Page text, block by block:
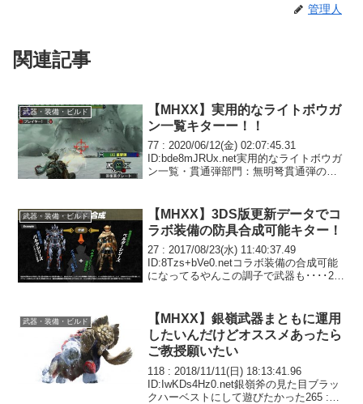
管理人
関連記事
武器・装備・ビルド
【MHXX】実用的なライトボウガ
ン一覧キターー！！
77 : 2020/06/12(金) 02:07:45.31
ID:bde8mJRUx.net実用的なライトボウガ
ン一覧・貫通弾部門：無明弩貫通弾の権
弾追加必須だが防...
武器・装備・ビルド
【MHXX】3DS版更新データでコ
ラボ装備の防具合成可能キター！
27 : 2017/08/23(水) 11:40:37.49
ID:8Tzs+bVe0.netコラボ装備の合成可能
になってるやんこの調子で武器も････28
武器・装備・ビルド
【MHXX】銀嶺武器まともに運用
したいんだけどオススメあったら
ご教授願いたい
118 : 2018/11/11(日) 18:13:41.96
ID:IwKDs4Hz0.net銀嶺斧の見た目ブラッ
クハーベストにして遊びたかった265 :